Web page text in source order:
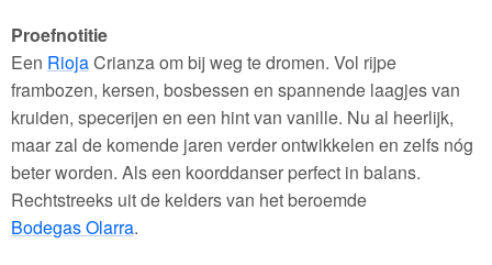
Proefnotitie
Een RiojaCrianza om bij weg te dromen. Vol rijpe
frambozen, kersen, bosbessen en spannende laagjes van
kruiden, specerijen en een hint van vanille. Nu al heerlijk,
maar zal de komende jaren verder ontwikkelen en zelfs nóg
beter worden. Als een koorddanser perfect in balans.
Rechtstreeks uit de kelders van het beroemde
Bodegas Olarra.